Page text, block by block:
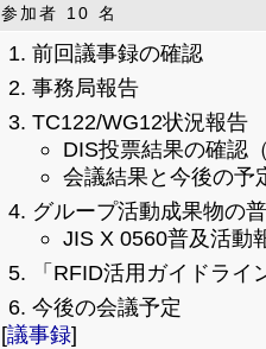
参加者 10 名
前回議事録の確認
事務局報告
TC122/WG12状況報告
DIS投票結果の確認
会議結果と今後の予
グループ活動成果物の
JIS X 0560普及活動
「RFID活用ガイドラ
今後の会議予定
[議事録]